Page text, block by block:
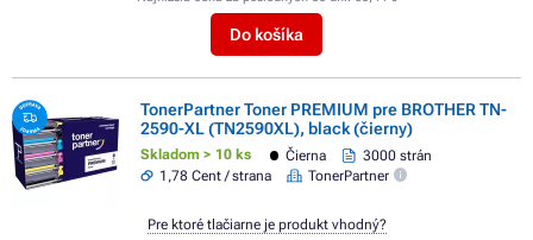
Do košíka
TonerPartner Toner PREMIUM pre BROTHER TN-
2590-XL (TN2590XL), black (čierny)
Skladom > 10 ks Čierna
3000 strán
1,78 Cent / strana
TonerPartner
Pre ktoré tlačiarne je produkt vhodný?